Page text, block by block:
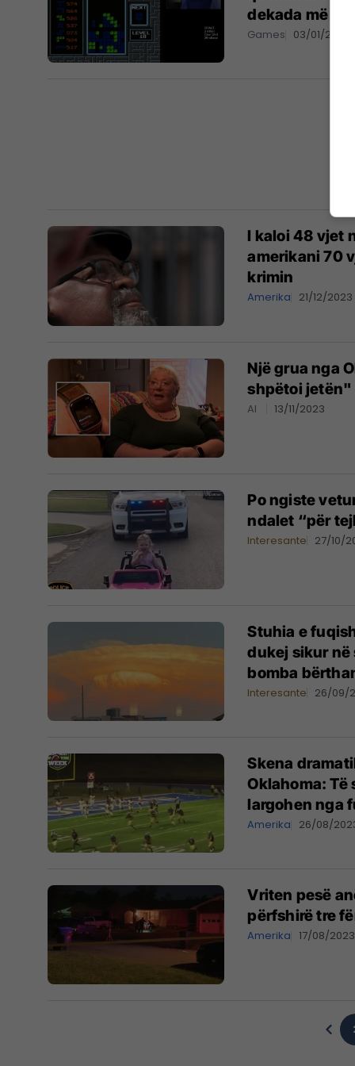
dekada më parë
Games 03/01/2024
I kaloi 48 vjet
amerikani 70
krimin
Amerika 21/12/2023
Një grua nga
shpëtoi jetën"
AI 13/11/2023
Po ngiste
ndalet “për
Interesante 27/10/
Stuhia e
dukej sikur
bomba
Interesante 26/09/
Skena
Oklahoma:
largohen nga
Amerika 26/08/
Vriten pesë
përfshirë tre
Amerika 17/08/2023